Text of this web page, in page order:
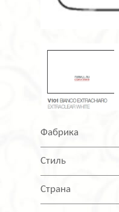
Фабрика
Стиль
Страна